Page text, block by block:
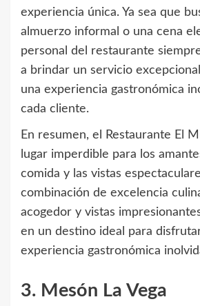
experiencia única. Ya sea que
almuerzo informal o una cena
personal del restaurante
a brindar un servicio
una experiencia gastronómica
cada cliente.
En resumen, el Restaurante El
lugar imperdible para los
comida y las vistas
combinación de excelencia
acogedor y vistas
en un destino ideal para
experiencia gastronómica
3. Mesón La Vega